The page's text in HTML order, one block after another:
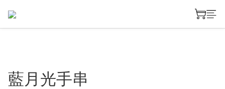
藍月光手串